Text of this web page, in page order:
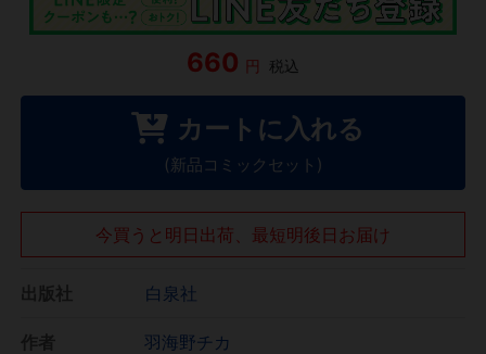
660 円 税込
カートに入れる
(新品コミックセット)
今買うと明日出荷、最短明後日お届け
白泉社
羽海野チカ